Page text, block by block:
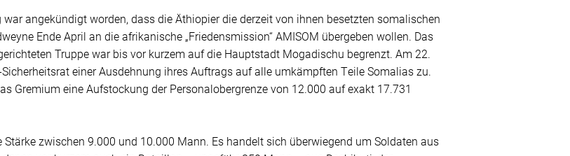
angekündigt worden, dass die Äthiopier die derzeit von ihnen besetzten somalischen
Ende April an die afrikanische „Friedensmission“ AMISOM übergeben wollen. Das
Truppe war bis vor kurzem auf die Hauptstadt Mogadischu begrenzt. Am 22.
einer Ausdehnung ihres Auftrags auf alle umkämpften Teile Somalias zu.
Gremium eine Aufstockung der Personalobergrenze von 12.000 auf exakt 17.731
Stärke zwischen 9.000 und 10.000 Mann. Es handelt sich überwiegend um Soldaten aus